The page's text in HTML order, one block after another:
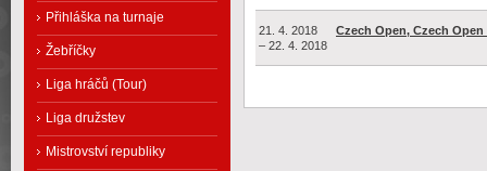
21. 4. 2018
– 22. 4. 2018
Czech Open, Czech Open
Přihláška na turnaje
Žebříčky
Liga hráčů (Tour)
Liga družstev
Mistrovství republiky